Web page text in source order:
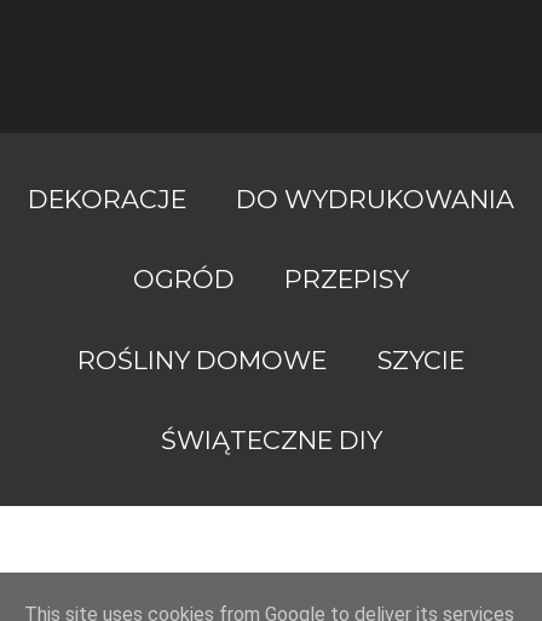
DEKORACJE DO WYDRUKOWANIA
OGRÓD PRZEPISY
ROŚLINY DOMOWE SZYCIE
ŚWIĄTECZNE DIY
This site uses cookies from Google to deliver its services